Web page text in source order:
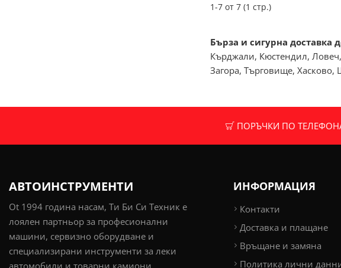
Бърза и сигурна доставка
Кърджали, Кюстендил,
Загора, Търговище,
1-7 от 7 (1 стр.)
ПОРЪЧКИ ПО
АВТОИНСТРУМЕНТИ
Ot 1994 година насам, Ти Би Си Техник е
лоялен партньор за професионални
машини, сервизно оборудване и
специализирани инструменти за леки
автомобили и товарни камиони.
ИНФОРМАЦИЯ
Контакти
Доставка и плащане
Връщане и замяна
Политика лични